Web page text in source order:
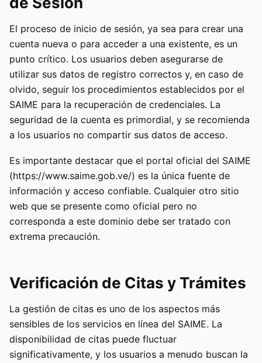
El proceso de inicio de sesión, ya sea para crear una
cuenta nueva o para acceder a una existente, es un
punto crítico. Los usuarios deben asegurarse de
utilizar sus datos de registro correctos y, en caso de
olvido, seguir los procedimientos establecidos por el
SAIME para la recuperación de credenciales. La
seguridad de la cuenta es primordial, y se recomienda
a los usuarios no compartir sus datos de acceso.
Es importante destacar que el portal oficial del SAIME
(https://www.saime.gob.ve/) es la única fuente de
información y acceso confiable. Cualquier otro sitio
web que se presente como oficial pero no
corresponda a este dominio debe ser tratado con
extrema precaución.
Verificación de Citas y Trámites
La gestión de citas es uno de los aspectos más
sensibles de los servicios en línea del SAIME. La
disponibilidad de citas puede fluctuar
significativamente, y los usuarios a menudo buscan la